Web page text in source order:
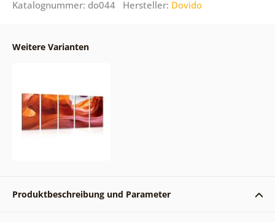
Katalognummer: do044 Hersteller: Dovido
Weitere Varianten
Produktbeschreibung und Parameter